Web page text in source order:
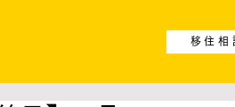
移住相